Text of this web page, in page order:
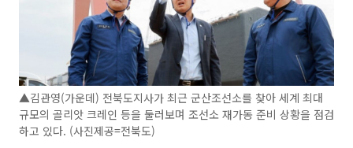
▲김관영(가운데) 전북도지사가 최근 군산조선소를 찾아 세계 최대
규모의 골리앗 크레인 등을 둘러보며 조선소 재가동 준비 상황을 점검
하고 있다. (사진제공=전북도)